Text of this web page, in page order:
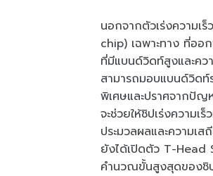
นอกจากตัวเร่งความ
chip) เฉพาะทาง ที่ออ
ที่มีแบนด์วิดท์สูงและค
สามารถมอบแบนด์วิด
พิเศษและปราศจากปั
จะช่วยให้ชิปเร่งความ
ประมวลผลและความ
ยังได้เปิดตัว T-Head
คำนวณขั้นสูงสุดของชิ